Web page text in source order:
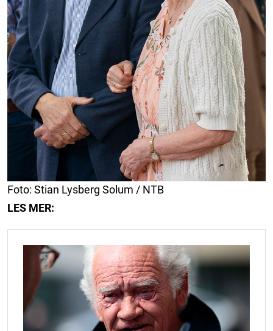
Foto: Stian Lysberg Solum / NTB
LES MER: